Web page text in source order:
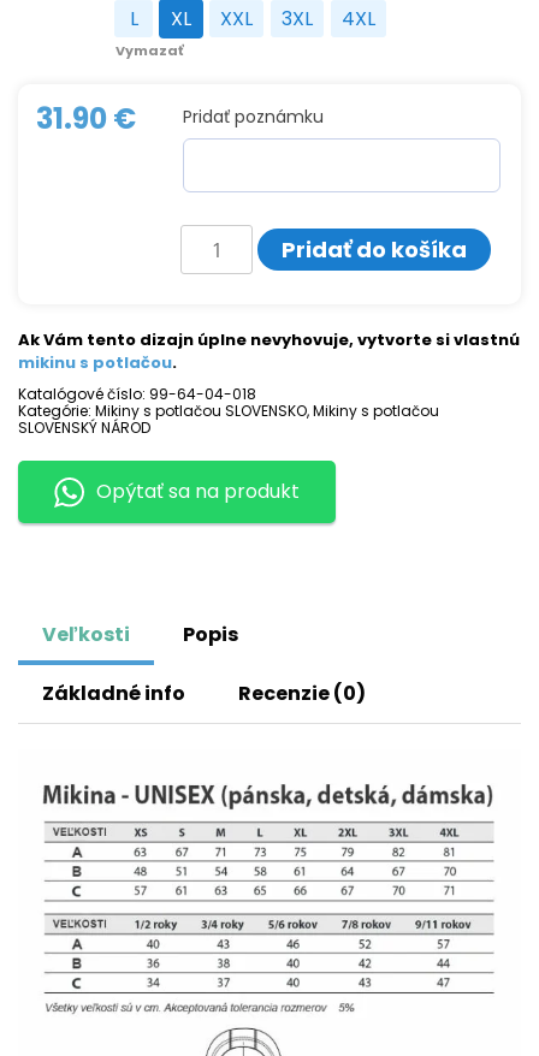
LL XL
XL XXL
XXL 3XL
3XL 4XL
4XL
Vymazať
31.90€ Pridať poznámku
množstvo
Mikina
s
5
Pridať do košíka
Ak Vám tento dizajn úplne nevyhovuje, vytvorte si vlastnú
mikinu s potlačou.
Katalógové číslo: 99-64-04-018
Kategórie: Mikiny s potlačou SLOVENSKO,Mikiny s potlačou
SLOVENSKÝ NÁROD
Opýtať sa na produkt
Veľkosti Popis
Základné info Recenzie (0)